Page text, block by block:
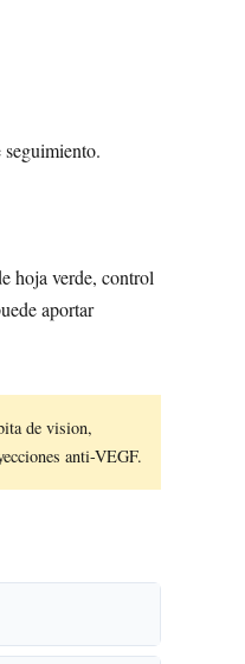
hoja verde, control
aportar
de vision,
anti-VEGF.